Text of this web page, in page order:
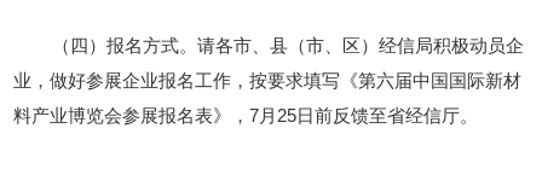
（四）报名方式。请各市、县（市、区）经信局积极动员企
业，做好参展企业报名工作，按要求填写《第六届中国国际新材
料产业博览会参展报名表》，7月25日前反馈至省经信厅。